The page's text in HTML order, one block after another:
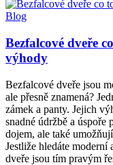
Blog
Bezfalcové dveře
výhody
Bezfalcové dveře jsou
ale přesně znamená?
zámek a panty. Jejich
snadné údržbě a
dojem, ale také
Jestliže hledáte
dveře jsou tím pravým